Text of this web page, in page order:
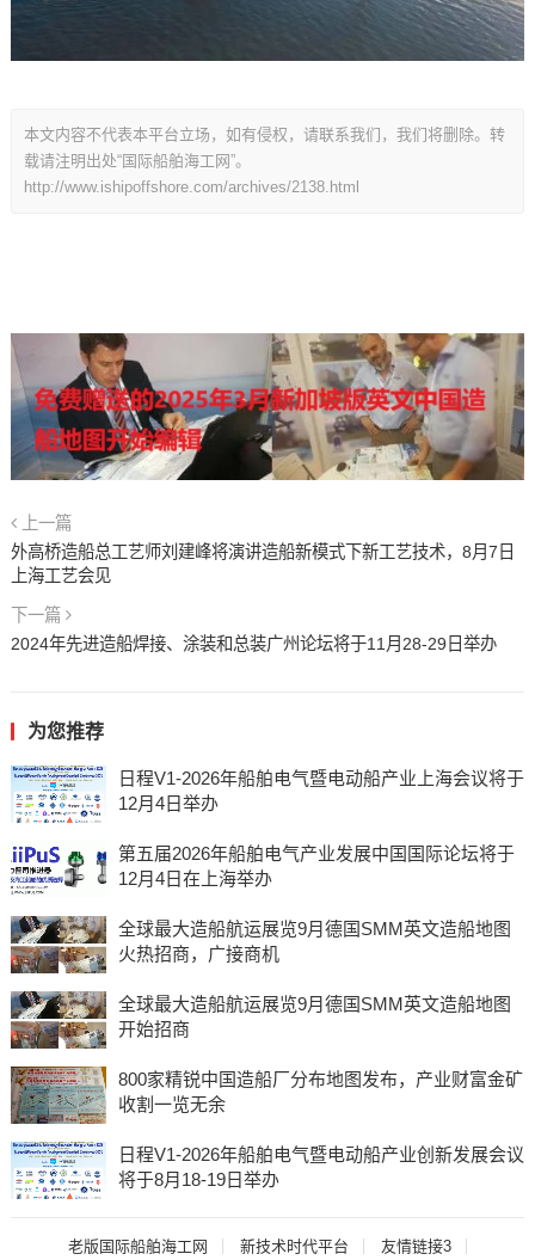
本文内容不代表本平台立场，如有侵权，请联系我们，我们将删除。转
载请注明出处“国际船舶海工网”。
http://www.ishipoffshore.com/archives/2138.html
上一篇
外高桥造船总工艺师刘建峰将演讲造船新模式下新工艺技术，8月7日
上海工艺会见
下一篇
2024年先进造船焊接、涂装和总装广州论坛将于11月28-29日举办
为您推荐
日程V1-2026年船舶电气暨电动船产业上海会议将于
12月4日举办
第五届2026年船舶电气产业发展中国国际论坛将于
12月4日在上海举办
全球最大造船航运展览9月德国SMM英文造船地图
火热招商，广接商机
全球最大造船航运展览9月德国SMM英文造船地图
开始招商
800家精锐中国造船厂分布地图发布，产业财富金矿
收割一览无余
日程V1-2026年船舶电气暨电动船产业创新发展会议
将于8月18-19日举办
老版国际船舶海工网 新技术时代平台 友情链接3